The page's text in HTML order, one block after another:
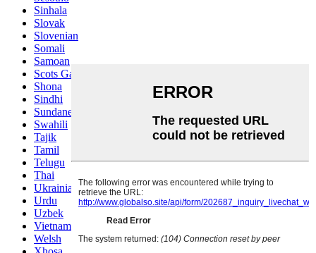
Sinhala
Slovak
Slovenian
Somali
Samoan
Scots Gaelic
Shona
Sindhi
Sundanese
Swahili
Tajik
Tamil
Telugu
Thai
Ukrainian
Urdu
Uzbek
Vietnamese
Welsh